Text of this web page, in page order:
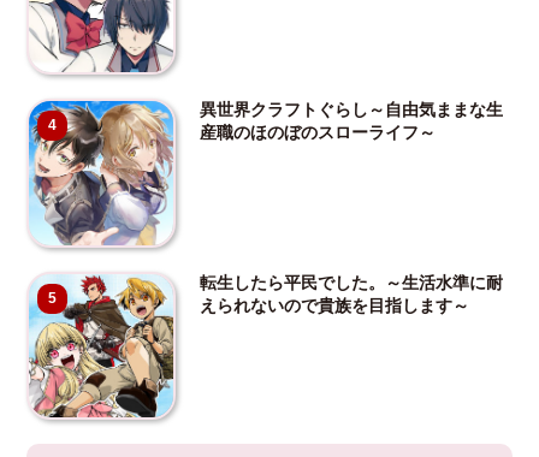
4
異世界クラフトぐらし～自由気ままな生
産職のほのぼのスローライフ～
5
転生したら平民でした。～生活水準に耐
えられないので貴族を目指します～